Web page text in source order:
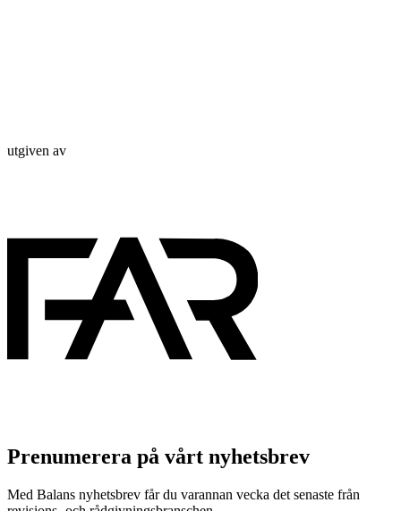
utgiven av
Prenumerera på vårt nyhetsbrev
Med Balans nyhetsbrev får du varannan vecka det senaste från